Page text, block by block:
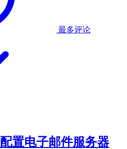
最多评论
置电子邮件服务器